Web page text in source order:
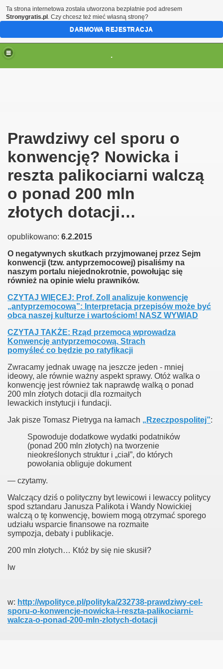
.
Prawdziwy cel sporu o
konwencję? Nowicka i
reszta palikociarni walczą
o ponad 200 mln
złotych dotacji…
opublikowano: 6.2.2015
O negatywnych skutkach przyjmowanej przez Sejm
konwencji (tzw. antyprzemocowej) pisaliśmy na
naszym portalu niejednokrotnie, powołując się
również na opinie wielu prawników.
CZYTAJ WI ĘCEJ: Prof. Zoll analizuje konwencję
„antyprzemocową”: Interpretacja przepisów może być
obca naszej kulturze i wartościom! NASZ WYWIAD
CZYTAJ TAKŻE: Rząd przemocą wprowadza
Konwencję antyprzemocową. Strach
pomyśleć co będzie po ratyfikacji
Zwracamy jednak uwagę na jeszcze jeden - mniej
ideowy, ale równie ważny aspekt sprawy. Otóż walka o
konwencję jest również tak naprawdę walką o ponad
200 mln złotych dotacji dla rozmaitych
lewackich instytucji i fundacji.
Jak pisze Tomasz Pietryga na łamach „Rzeczpospolitej”:
Spowoduje dodatkowe wydatki podatników
(ponad 200 mln złotych) na tworzenie
nieokreślonych struktur i „ciał”, do których
powołania obliguje dokument
— czytamy.
Walczący dziś o polityczny byt lewicowi i lewaccy politycy
spod sztandaru Janusza Palikota i Wandy Nowickiej
walczą o tę konwencję, bowiem mogą otrzymać sporego
udziału wsparcie finansowe na rozmaite
sympozja, debaty i publikacje.
200 mln złotych… Któż by się nie skusił?
lw
w: http://wpolityce.pl/polityka/232738-prawdziwy-cel-
sporu-o-konwencje-nowicka-i-reszta-palikociarni-
walcza-o-ponad-200-mln-zlotych-dotacji
ministry
Ta strona internetowa została utworzona bezpłatnie pod adresem
Stronygratis.pl . Czy chcesz też mieć własną stronę?
DARMOWA REJESTRACJA